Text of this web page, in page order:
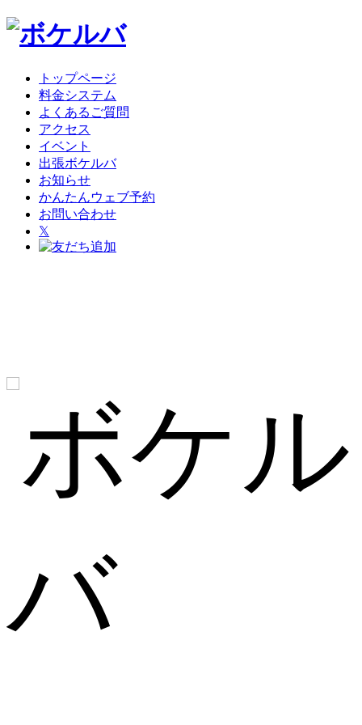
トップページ
料金システム
よくあるご質問
アクセス
イベント
出張ボケルバ
お知らせ
かんたんウェブ予約
お問い合わせ
𝕏